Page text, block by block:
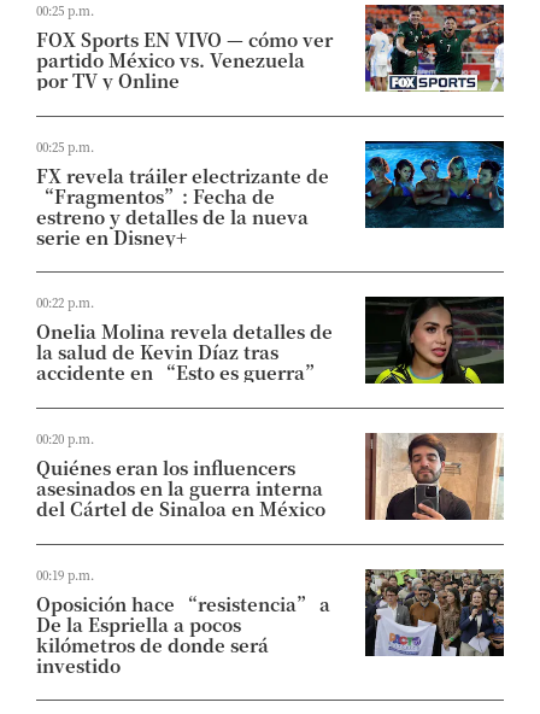
00:25 p.m.
FOX Sports EN VIVO — cómo ver
partido México vs. Venezuela
por TV y Online
00:25 p.m.
FX revela tráiler electrizante de
“Fragmentos”: Fecha de
estreno y detalles de la nueva
serie en Disney+
00:22 p.m.
Onelia Molina revela detalles de
la salud de Kevin Díaz tras
accidente en “Esto es guerra”
00:20 p.m.
Quiénes eran los influencers
asesinados en la guerra interna
del Cártel de Sinaloa en México
00:19 p.m.
Oposición hace “resistencia” a
De la Espriella a pocos
kilómetros de donde será
investido